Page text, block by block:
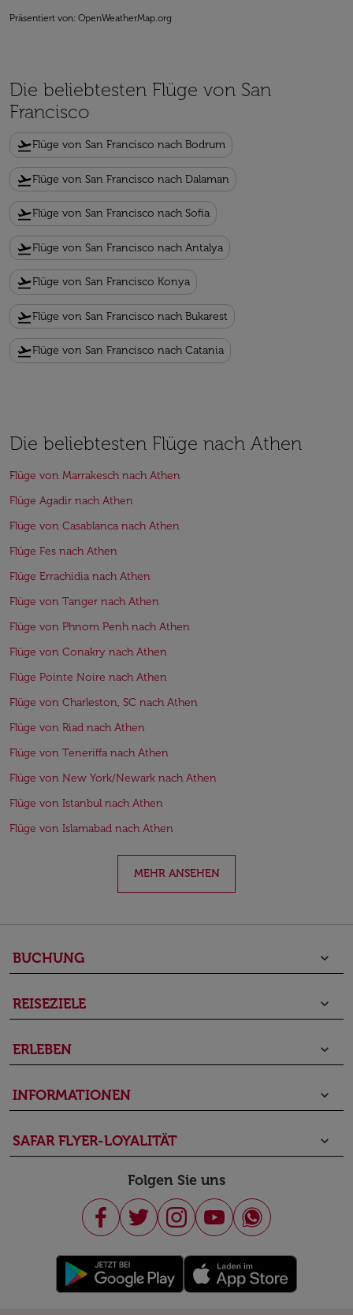
Präsentiert von: OpenWeatherMap.org
Die beliebtesten Flüge von San
Francisco
flight_takeoffFlüge von San Francisco nach Bodrum
flight_takeoffFlüge von San Francisco nach Dalaman
flight_takeoffFlüge von San Francisco nach Sofia
flight_takeoffFlüge von San Francisco nach Antalya
flight_takeoffFlüge von San Francisco Konya
flight_takeoffFlüge von San Francisco nach Bukarest
flight_takeoffFlüge von San Francisco nach Catania
Die beliebtesten Flüge nach Athen
Flüge von Marrakesch nach Athen
Flüge Agadir nach Athen
Flüge von Casablanca nach Athen
Flüge Fes nach Athen
Flüge Errachidia nach Athen
Flüge von Tanger nach Athen
Flüge von Phnom Penh nach Athen
Flüge von Conakry nach Athen
Flüge Pointe Noire nach Athen
Flüge von Charleston, SC nach Athen
Flüge von Riad nach Athen
Flüge von Teneriffa nach Athen
Flüge von New York/Newark nach Athen
Flüge von Istanbul nach Athen
Flüge von Islamabad nach Athen
MEHR ANSEHEN
BUCHUNG keyboard_arrow_down
REISEZIELE keyboard_arrow_down
ERLEBEN keyboard_arrow_down
INFORMATIONEN keyboard_arrow_down
SAFAR FLYER-LOYALITÄT keyboard_arrow_down
Folgen Sie uns